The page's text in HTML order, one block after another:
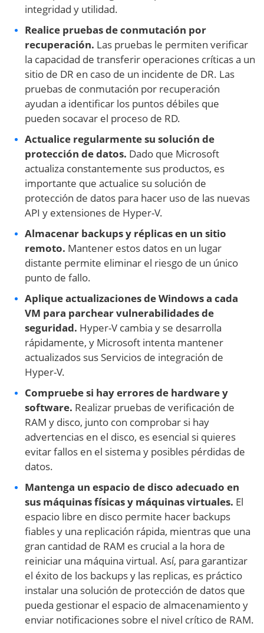
integridad y utilidad.
Realice pruebas de conmutación por
recuperación. Las pruebas le permiten verificar
la capacidad de transferir operaciones críticas a un
sitio de DR en caso de un incidente de DR. Las
pruebas de conmutación por recuperación
ayudan a identificar los puntos débiles que
pueden socavar el proceso de RD.
Actualice regularmente su solución de
protección de datos. Dado que Microsoft
actualiza constantemente sus productos, es
importante que actualice su solución de
protección de datos para hacer uso de las nuevas
API y extensiones de Hyper-V.
Almacenar backups y réplicas en un sitio
remoto. Mantener estos datos en un lugar
distante permite eliminar el riesgo de un único
punto de fallo.
Aplique actualizaciones de Windows a cada
VM para parchear vulnerabilidades de
seguridad. Hyper-V cambia y se desarrolla
rápidamente, y Microsoft intenta mantener
actualizados sus Servicios de integración de
Hyper-V.
Compruebe si hay errores de hardware y
software. Realizar pruebas de verificación de
RAM y disco, junto con comprobar si hay
advertencias en el disco, es esencial si quieres
evitar fallos en el sistema y posibles pérdidas de
datos.
Mantenga un espacio de disco adecuado en
sus máquinas físicas y máquinas virtuales. El
espacio libre en disco permite hacer backups
fiables y una replicación rápida, mientras que una
gran cantidad de RAM es crucial a la hora de
reiniciar una máquina virtual. Así, para garantizar
el éxito de los backups y las replicas, es práctico
instalar una solución de protección de datos que
pueda gestionar el espacio de almacenamiento y
enviar notificaciones sobre el nivel crítico de RAM.